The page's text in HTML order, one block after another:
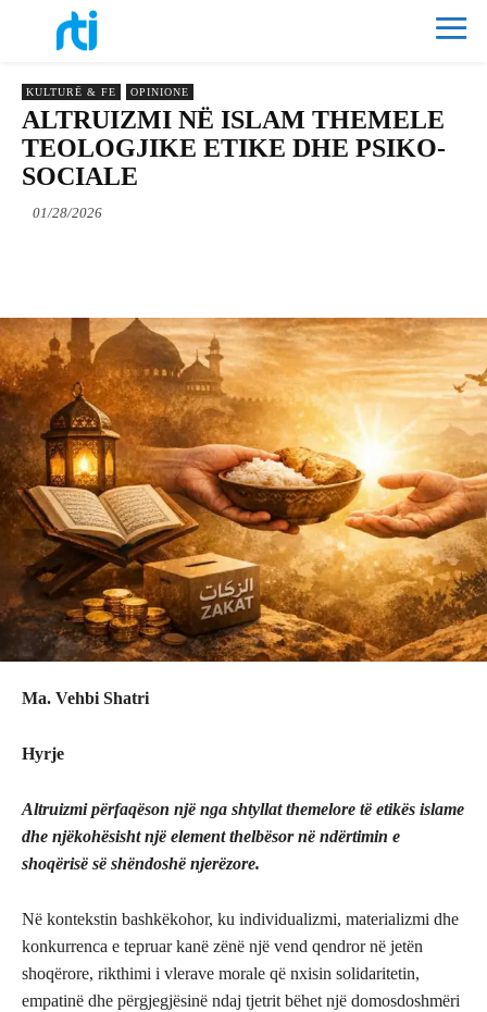
KULTURË & FE OPINIONE
ALTRUIZMI NË ISLAM THEMELE
TEOLOGJIKE ETIKE DHE PSIKO-
SOCIALE
01/28/2026
Ma. Vehbi Shatri
Hyrje
Altruizmi përfaqëson një nga shtyllat themelore të etikës islame
dhe njëkohësisht një element thelbësor në ndërtimin e
shoqërisë së shëndoshë njerëzore.
Në kontekstin bashkëkohor, ku individualizmi, materializmi dhe
konkurrenca e tepruar kanë zënë një vend qendror në jetën
shoqërore, rikthimi i vlerave morale që nxisin solidaritetin,
empatinë dhe përgjegjësinë ndaj tjetrit bëhet një domosdoshmëri